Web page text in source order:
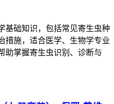
基础知识，包括常见寄生虫种
措施，适合医学、生物学专业
助掌握寄生虫识别、诊断与